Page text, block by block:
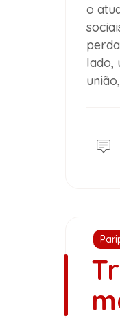
o
lado,